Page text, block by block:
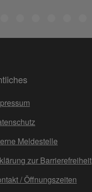
Meldestelle
zur Barrierefreiheit
/ Öffnungszeiten